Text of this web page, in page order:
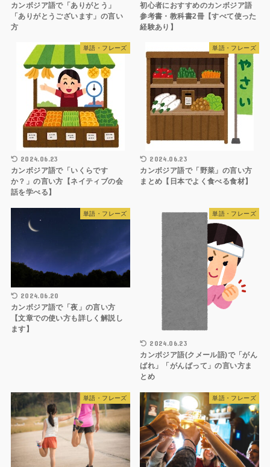
カンボジア語で「ありがとう」
「ありがとうございます」の言い
方
初心者におすすめのカンボジア語
参考書・教科書2冊【すべて使った
経験あり】
単語・フレーズ
2024.06.23
カンボジア語で「いくらです
か？」の言い方【ネイティブの会
話を学べる】
単語・フレーズ
2024.06.23
カンボジア語で「野菜」の言い方
まとめ【日本でよく食べる食材】
単語・フレーズ
2024.06.20
カンボジア語で「夜」の言い方
【文章での使い方も詳しく解説し
ます】
単語・フレーズ
2024.06.23
カンボジア語(クメール語)で「がん
ばれ」「がんばって」の言い方ま
とめ
単語・フレーズ 単語・フレーズ